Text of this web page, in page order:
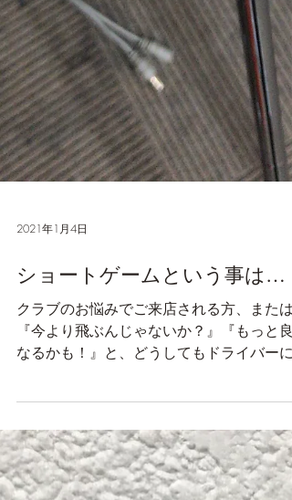
2021年1月4日
クラブのお悩みでご来店される方、または
『今より飛ぶんじゃないか？』『もっと良
なるかも！』と、どうしてもドライバーに